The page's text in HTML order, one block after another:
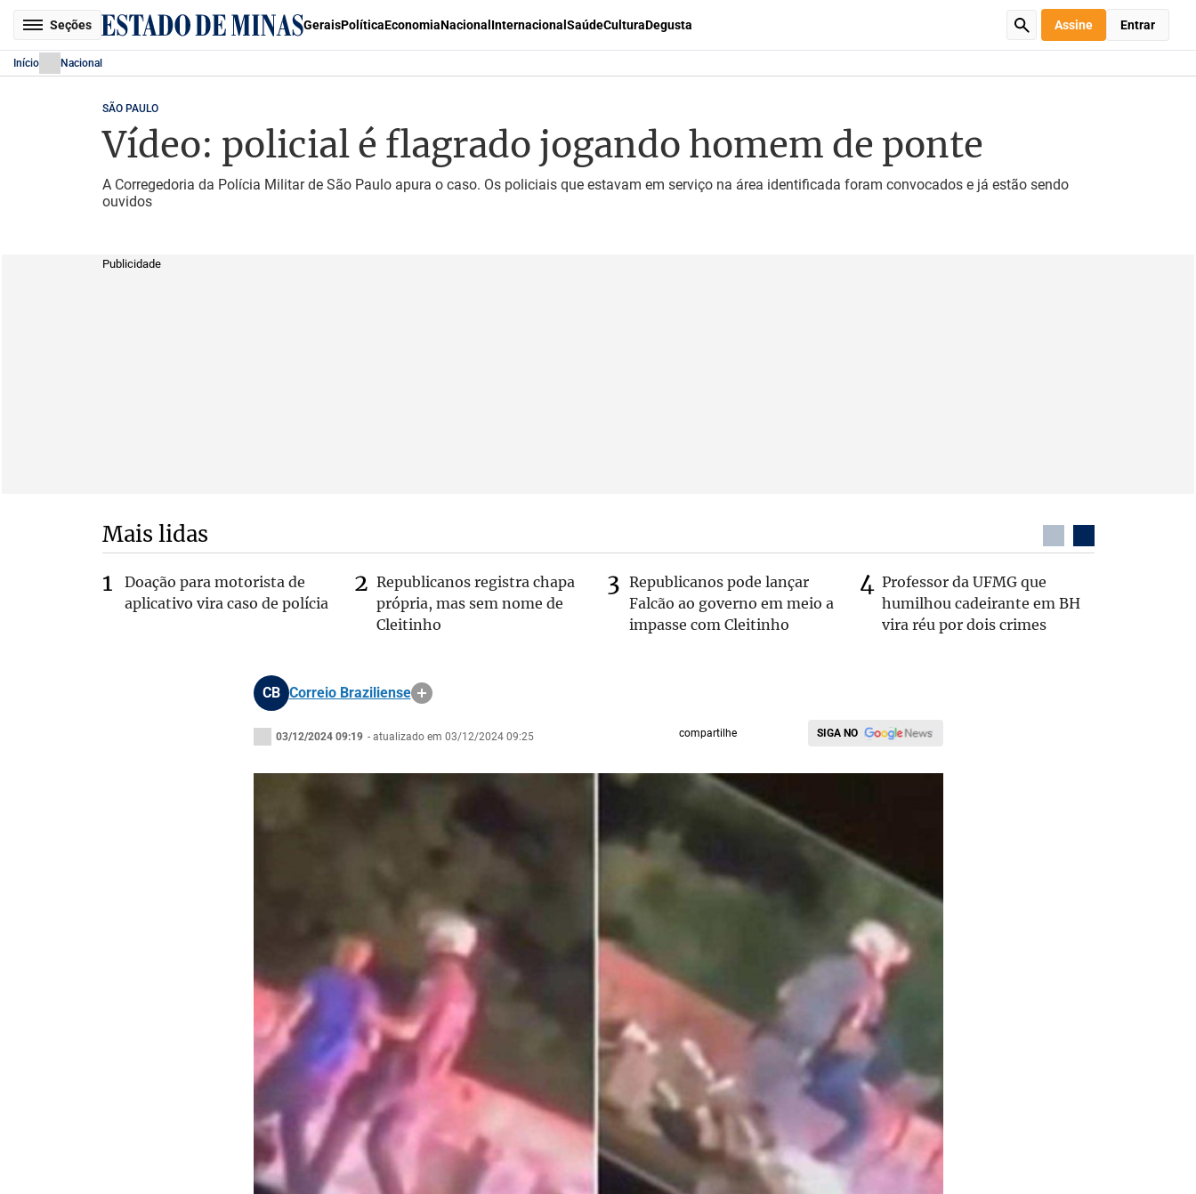
Seções GeraisPolíticaEconomiaNacional Internacional SaúdeCulturaDegusta Assine Entrar
Início Nacional
SÃO PAULO
Vídeo: policial é flagrado jogando homem de ponte
A Corregedoria da Polícia Militar de São Paulo apura o caso. Os policiais que estavam em serviço na área identificada foram convocados e já estão sendo
ouvidos
Publicidade
Mais lidas
Doação para motorista de
aplicativo vira caso de polícia
Republicanos registra chapa
própria, mas sem nome de
Cleitinho
Republicanos pode lançar
Falcão ao governo em meio a
impasse com Cleitinho
Professor da UFMG que
humilhou cadeirante em BH
vira réu por dois crimes
CB Correio Braziliense
03/12/2024 09:19 - atualizado em 03/12/2024 09:25 compartilhe SIGA NO